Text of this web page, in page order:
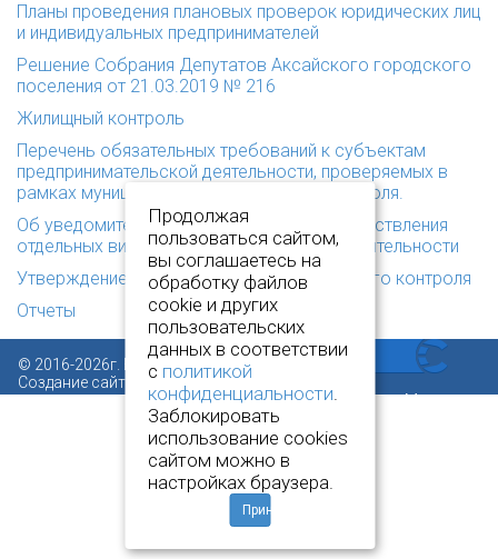
Планы проведения плановых проверок юридических лиц
и индивидуальных предпринимателей
Решение Собрания Депутатов Аксайского городского
поселения от 21.03.2019 № 216
Жилищный контроль
Перечень обязательных требований к субъектам
предпринимательской деятельности, проверяемых в
рамках муниципального земельного контроля.
Об уведомительном порядке начала осуществления
отдельных видов предпринимательской деятельности
Утверждение перечня видов муниципального контроля
Отчеты
© 2016-2026г. Все права защищены.
Создание сайта:
www.novcit.ru
Продолжая
пользоваться сайтом,
вы соглашаетесь на
обработку файлов
cookie и других
пользовательских
данных в соответствии
с политикой
конфиденциальности.
Заблокировать
использование cookies
сайтом можно в
настройках браузера.
Принять